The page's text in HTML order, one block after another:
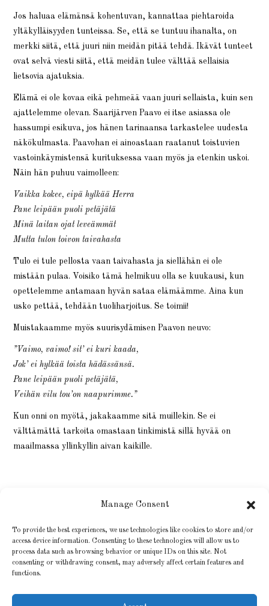
Manage Consent
To provide the best experiences, we use technologies like cookies to store and/or
access device information. Consenting to these technologies will allow us to
process data such as browsing behavior or unique IDs on this site. Not
consenting or withdrawing consent, may adversely affect certain features and
functions.
Jos haluaa elämänsä kohentuvan, kannattaa piehtaroida
yltäkylläisyyden tunteissa. Se, että se tuntuu ihanalta, on
merkki siitä, että juuri niin meidän pitää tehdä. Ikävät tunteet
ovat selvä viesti siitä, että meidän tulee välttää sellaisia
lietsovia ajatuksia.
Elämä ei ole kovaa eikä pehmeää vaan juuri sellaista, kuin sen
ajattelemme olevan. Saarijärven Paavo ei itse asiassa ole
hassumpi esikuva, jos hänen tarinaansa tarkastelee uudesta
näkökulmasta. Paavohan ei ainoastaan raatanut toistuvien
vastoinkäymistensä kurituksessa vaan myös ja etenkin uskoi.
Näin hän puhuu vaimolleen:
Vaikka kokee, eipä hylkääHerra
Pane leipään puoli petäjätä
Minä laitan ojat leveämmät
Mutta tulon toivon taivahasta
Tulo ei tule pellosta vaan taivahasta ja siellähän ei ole
mistään pulaa. Voisiko tämä helmikuu olla se kuukausi, kun
opettelemme antamaan hyvän sataa elämäämme. Aina kun
usko pettää, tehdään tuoliharjoitus. Se toimii!
Muistakaamme myös suurisydämisen Paavon neuvo:
”Vaimo, vaimo! sit’ ei kuri kaada,
Jok’ ei hylkää toista hädässänsä.
Pane leipään puoli petäjätä,
Veihän vilu tou’on naapurimme.”
Kun onni on myötä, jakakaamme sitä muillekin. Se ei
välttämättä tarkoita omastaan tinkimistä sillä hyvää on
maailmassa yllinkyllin aivan kaikille.